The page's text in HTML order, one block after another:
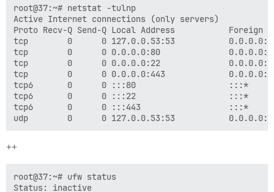
root@37:~# netstat -tulnp
Active Internet connections (only servers)
Proto Recv-Q Send-Q Local Address
tcp        0      0 127.0.0.53:53           0.0.0.0:*
tcp        0      0 0.0.0.0:80              0.0.0.0:*
tcp        0      0 0.0.0.0:22              0.0.0.0:*
tcp        0      0 0.0.0.0:443             0.0.0.0:*
tcp6       0      0 :::80                   :::*
tcp6       0      0 :::22                   :::*
tcp6       0      0 :::443                  :::*
++
root@37:~# ufw status